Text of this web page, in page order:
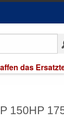
das
150HP